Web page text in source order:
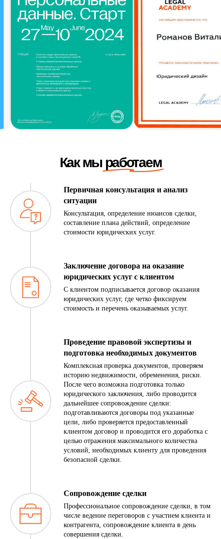
Первичная консультация и анализ
ситуации
Консультация, определение нюансов сделки,
составление плана действий, определение
стоимости юридических услуг.
Заключение договора на оказание
юридических услуг с клиентом
С клиентом подписывается договор оказания
юридических услуг, где четко фиксируем
стоимость и перечень оказываемых услуг.
Проведение правовой экспертизы и
подготовка необходимых документов
Комплексная проверка документов, проверяем
историю недвижимости, обременения, риски.
После чего возможна подготовка только
юридического заключения, либо проводится
дальнейшее сопровождение сделки:
подготавливаются договоры под указанные
цели, либо проверяется предоставленный
клиентом договор и проводится его доработка с
целью отражения максимального количества
условий, необходимых клиенту для проведения
безопасной сделки.
Сопровождение сделки
Профессиональное сопровождение сделки, в том
числе ведение переговоров с участием клиента и
контрагента, сопровождение клиента в день
совершения сделки.
Акции